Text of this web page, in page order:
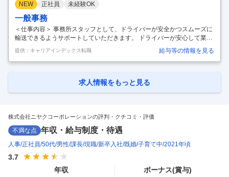
ーディングカンパニーです。 女性就労環境も完備し、全ての従業員が安
全に働ける職場です。 石油・高圧ガス・化学品・食品飲料等の輸送業務
NEW 正社員 未経験OK
一般事務
＜仕事内容＞ 事務所スタッフとして、ドライバーが安全かつスムーズに
輸送できるようサポートしていただきます。 ドライバーが安心して業務
に集中できるよう、シフト調整や車両の稼働管理などを行い、日々の運
行を支える重要なポジションです。 ＜主な業務内容＞ 午前中は荷主との
オーダー調整や前日の輸送実績の確認、 午後は翌日の配送準備（輸送指
のオーダー変更、本社や支店からの依頼対応など、 電話対応は多いです
提供：キャリアインデックス転職 給与等の情報を見る
求人情報をもっと見る
株式会社ニヤクコーポレーションの評判・クチコミ・評価
不満な点 年収・給与制度・待遇
人事 正社員 50代 男性 課長 現職 新卒入社 既婚 子育て中 2021年頃
3.7
年収
ボーナス(賞与)